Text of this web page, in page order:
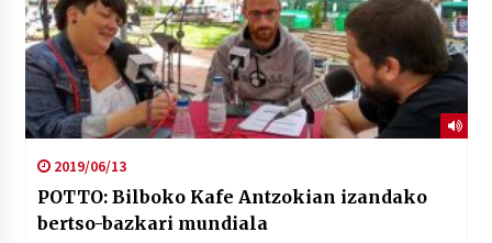
2019/06/13
POTTO: Bilboko Kafe Antzokian izandako
bertso-bazkari mundiala